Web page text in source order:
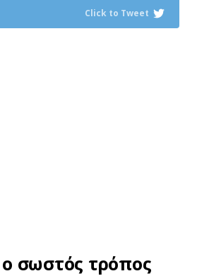
Click to Tweet
ο σωστός τρόπος